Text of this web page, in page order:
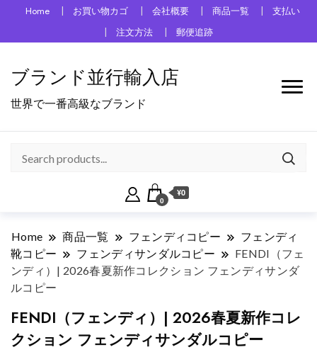
Home お買い物カゴ 会社概要 商品一覧
支払い
注文方法
郵便追跡
ブランド並行輸入店
世界で一番高級なブランド
0
¥0
Home 商品一覧 フェンディコピー
フェンディ
靴コピー
フェンディサンダルコピー
FENDI（フェ
ンディ）| 2026春夏新作コレクション フェンディサンダ
ルコピー
FENDI（フェンディ）| 2026春夏新作コレ
クション フェンディサンダルコピー